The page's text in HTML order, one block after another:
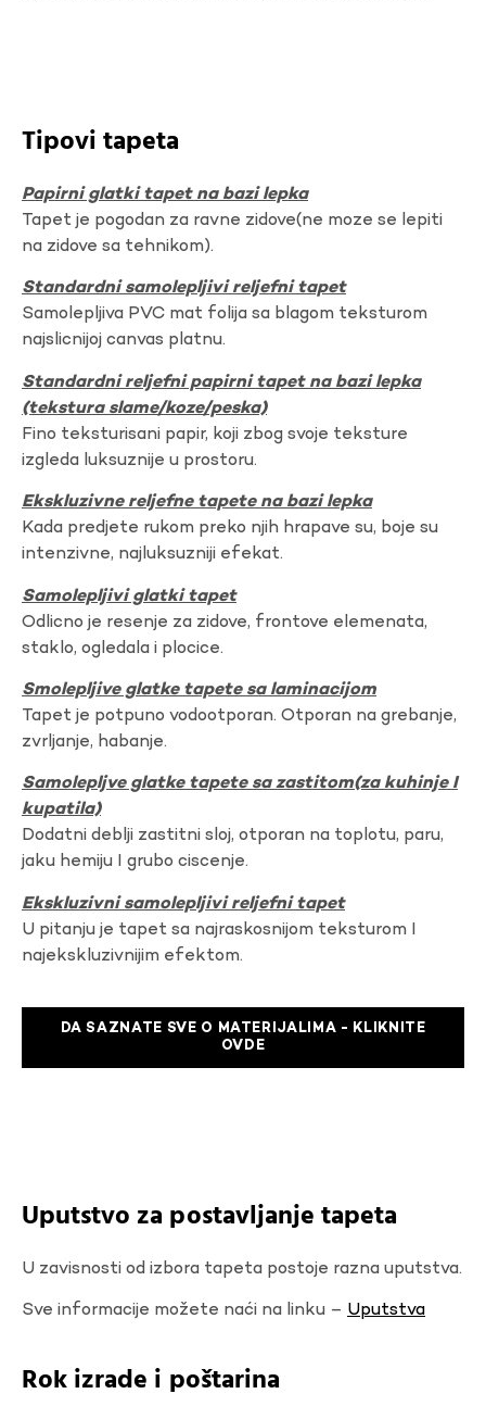
Tipovi tapeta
Papirni glatki tapet na bazi lepka
Tapet je pogodan za ravne zidove(ne moze se lepiti
na zidove sa tehnikom).
Standardni samolepljivi reljefni tapet
Samolepljiva PVC mat folija sa blagom teksturom
najslicnijoj canvas platnu.
Standardni reljefni papirni tapet na bazi lepka
(tekstura slame/koze/peska)
Fino teksturisani papir, koji zbog svoje teksture
izgleda luksuznije u prostoru.
Ekskluzivne reljefne tapete na bazi lepka
Kada predjete rukom preko njih hrapave su, boje su
intenzivne, najluksuzniji efekat.
Samolepljivi glatki tapet
Odlicno je resenje za zidove, frontove elemenata,
staklo, ogledala i plocice.
Smolepljive glatke tapete sa laminacijom
Tapet je potpuno vodootporan. Otporan na grebanje,
zvrljanje, habanje.
Samolepljve glatke tapete sa zastitom(za kuhinje I
kupatila)
Dodatni deblji zastitni sloj, otporan na toplotu, paru,
jaku hemiju I grubo ciscenje.
Ekskluzivni samolepljivi reljefni tapet
U pitanju je tapet sa najraskosnijom teksturom I
najekskluzivnijim efektom.
DA SAZNATE SVE O MATERIJALIMA - KLIKNITE
OVDE
Uputstvo za postavljanje tapeta
U zavisnosti od izbora tapeta postoje razna uputstva.
Sve informacije možete naći na linku – Uputstva
Rok izrade i poštarina